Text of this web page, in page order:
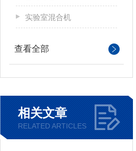
实验室混合机
查看全部
相关文章
RELATED ARTICLES